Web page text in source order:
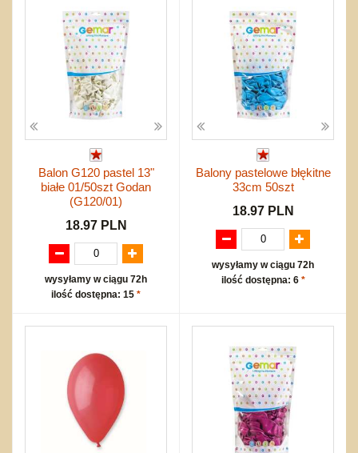
Balon G120 pastel 13"
białe 01/50szt Godan
(G120/01)
18.97 PLN
wysyłamy w ciągu 72h
ilość dostępna: 15 *
Balony pastelowe błękitne
33cm 50szt
18.97 PLN
wysyłamy w ciągu 72h
ilość dostępna: 6 *